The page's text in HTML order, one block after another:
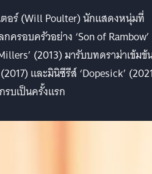
อร์ (Will Poulter) นักแสดงหนุ่มที่
รอบครัวอย่าง ‘Son of Rambow’
(2013) มารับบทดราม่าเข้มข้
และมินิซีรีส์ ‘Dopesick’
บเป็นครั้งแรก